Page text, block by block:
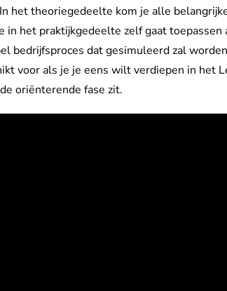
het theoriegedeelte kom je alle
in het praktijkgedeelte zelf gaat toepassen
bedrijfsproces dat gesimuleerd zal
voor als je je eens wilt verdiepen in het
oriënterende fase zit.